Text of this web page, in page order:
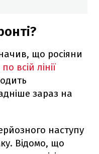
що росіяни
всій лінії
зараз на
наступу
Відомо, що